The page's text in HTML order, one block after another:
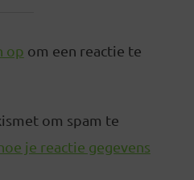
op om een reactie te
om spam te
je reactie gegevens